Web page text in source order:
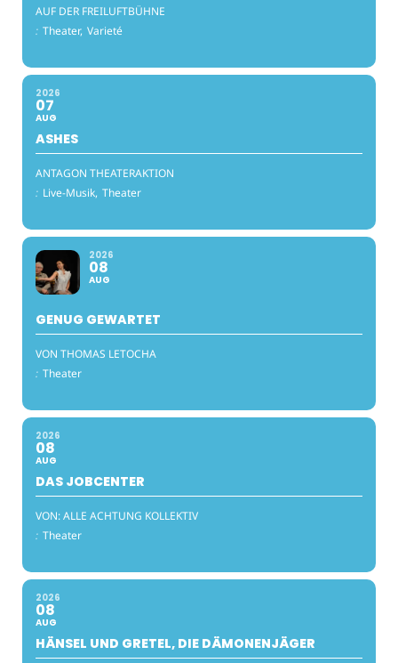
AUF DER FREILUFTBÜHNE
: Theater, Varieté
2026
07
AUG
ASHES
ANTAGON THEATERAKTION
: Live-Musik, Theater
2026
08
AUG
GENUG GEWARTET
VON THOMAS LETOCHA
: Theater
2026
08
AUG
DAS JOBCENTER
VON: ALLE ACHTUNG KOLLEKTIV
: Theater
2026
08
AUG
HÄNSEL UND GRETEL, DIE DÄMONENJÄGER